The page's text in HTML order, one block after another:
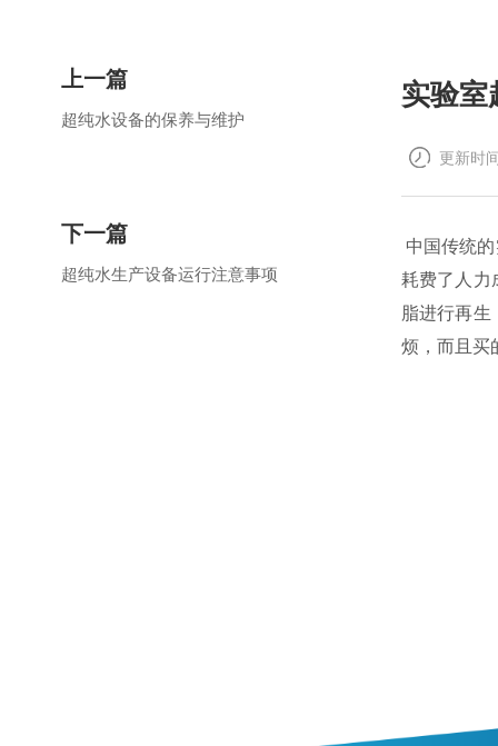
实验室
更新时
中国传统
耗费了人力
脂进行再
烦，而且买
上一篇
超纯水设备的保养与维护
下一篇
超纯水生产设备运行注意事项